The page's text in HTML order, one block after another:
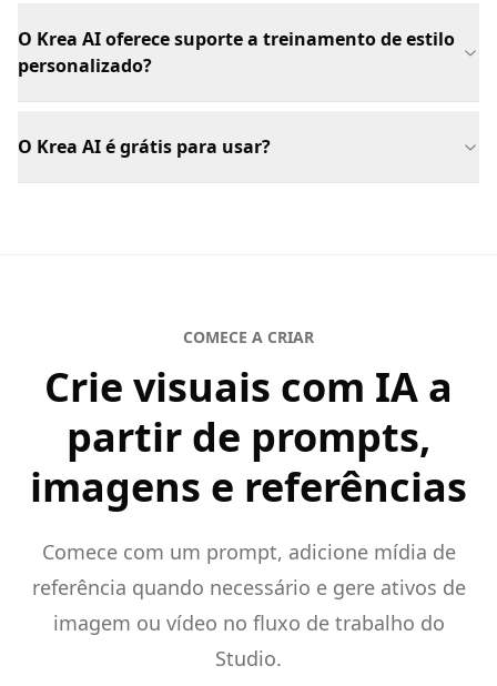
O Krea AI oferece suporte a treinamento de estilo
personalizado?
O Krea AI é grátis para usar?
COMECE A CRIAR
Crie visuais com IA a
partir de prompts,
imagens e referências
Comece com um prompt, adicione mídia de
referência quando necessário e gere ativos de
imagem ou vídeo no fluxo de trabalho do
Studio.